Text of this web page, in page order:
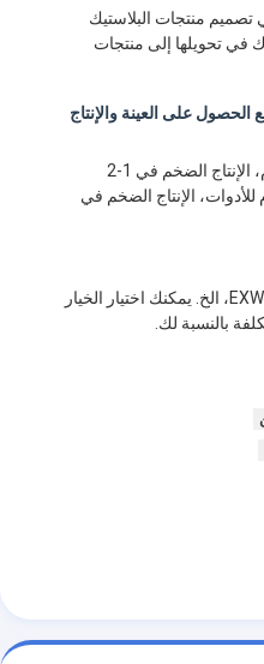
منتجات البلاستيك
في تحويلها إلى منتجات
الحصول على العينة والإنتاج
للقوالب القائمة: عينات في 3-7 أيام، الإنتاج الضخم في 1-2
للقوالب الجديدة: 25-35 يوم للأدوات، الإنتاج الضخم في
نقبل EXW، FOB، CFR، CIF، DDU، DDP، الخ. يمكنك اختيار الخيار
بالنسبة لك.